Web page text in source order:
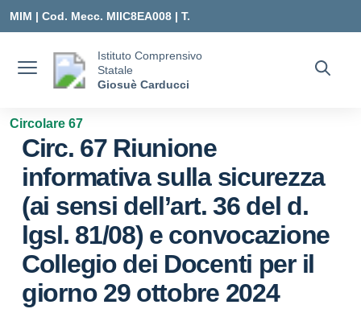
MIM | Cod. Mecc. MIIC8EA008 | T.
MIIC8EA008@ISTRUZIONE.IT
Istituto Comprensivo
Statale
Giosuè Carducci
Circolare 67
Circ. 67 Riunione
informativa sulla sicurezza
(ai sensi dell’art. 36 del d.
lgsl. 81/08) e convocazione
Collegio dei Docenti per il
giorno 29 ottobre 2024